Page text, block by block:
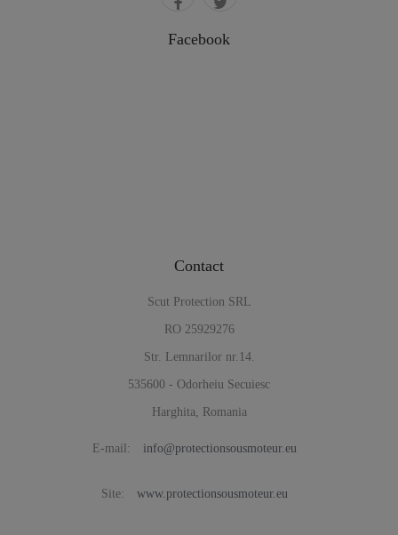
Facebook
Contact
Scut Protection SRL
RO 25929276
Str. Lemnarilor nr.14.
535600 - Odorheiu Secuiesc
Harghita, Romania
E-mail: info@protectionsousmoteur.eu
Site: www.protectionsousmoteur.eu